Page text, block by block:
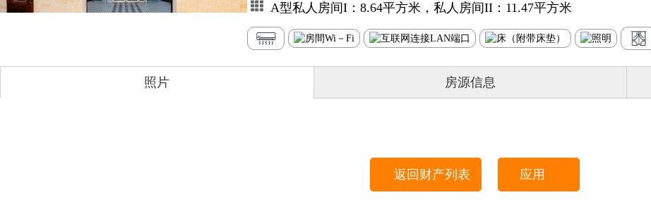
A型私人房间I：8.64平方米，私人房间II：11.47平方米
照片 房源信息
返回财产列表 应用